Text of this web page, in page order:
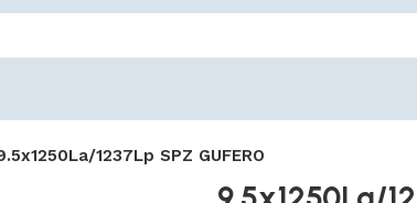
1237Lp SPZ GUFERO